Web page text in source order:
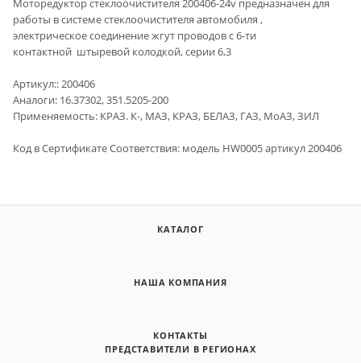
Моторедуктор стеклоочистителя 200406-24v предназначен для
работы в системе стеклоочистителя автомобиля ,
электрическое соединение жгут проводов с 6-ти
контактной штыревой колодкой, серии 6,3
Артикул:: 200406
Аналоги: 16.37302, 351.5205-200
Применяемость: КРАЗ. К-, МАЗ, КРАЗ, БЕЛАЗ, ГАЗ, МоАЗ, ЗИЛ
Код в Сертификате Cоответствия: модель HW0005 артикул 200406
КАТАЛОГ
НАША КОМПАНИЯ
КОНТАКТЫ
ПРЕДСТАВИТЕЛИ В РЕГИОНАХ